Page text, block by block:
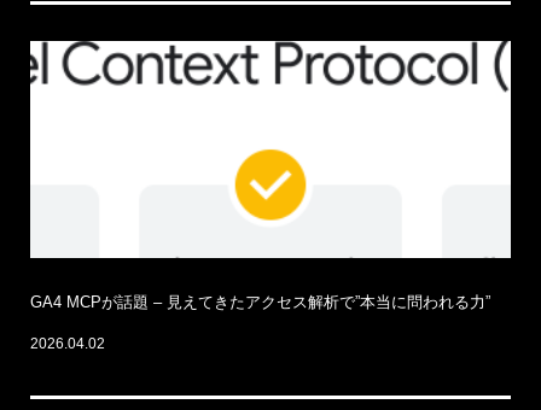
GA4 MCPが話題 – 見えてきたアクセス解析で”本当に問われる力”
2026.04.02